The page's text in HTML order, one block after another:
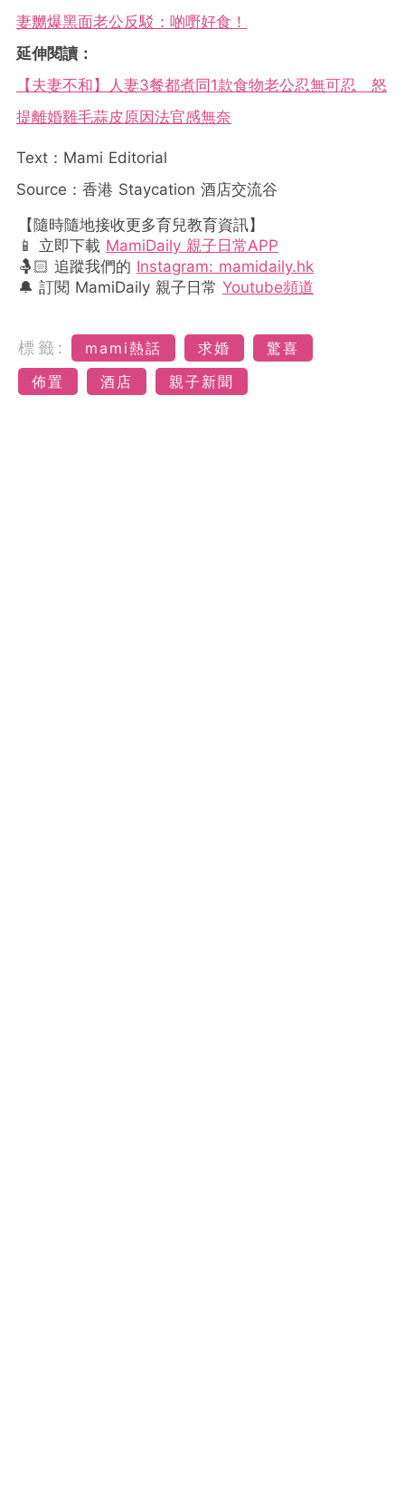
妻嬲爆黑面老公反駁：啲嘢好食！
延伸閱讀：
【夫妻不和】人妻3餐都煮同1款食物老公忍無可忍 怒
提離婚雞毛蒜皮原因法官感無奈
Text：Mami Editorial
Source：香港 Staycation 酒店交流谷
【隨時隨地接收更多育兒教育資訊】
📱 立即下載 MamiDaily 親子日常APP
🤱🏻 追蹤我們的 Instagram: mamidaily.hk
🔔 訂閱 MamiDaily 親子日常 Youtube頻道
標籤: mami熱話 求婚
驚喜
佈置
酒店 親子新聞